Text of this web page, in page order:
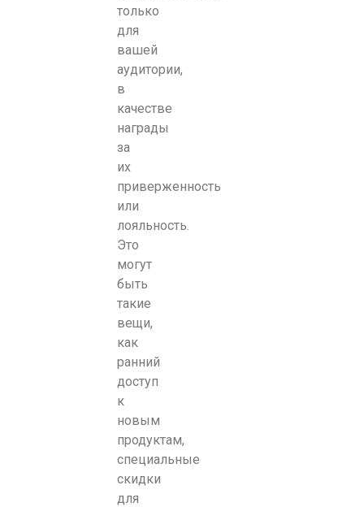
только
для
вашей
аудитории,
в
качестве
награды
за
их
приверженность
или
лояльность.
Это
могут
быть
такие
вещи,
как
ранний
доступ
к
новым
продуктам,
специальные
скидки
для